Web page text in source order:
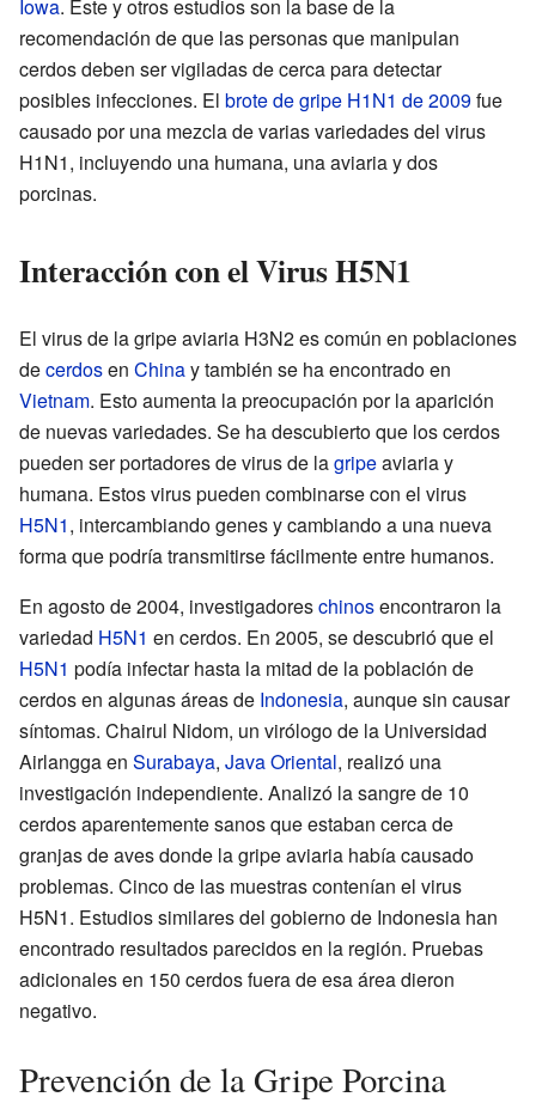
Iowa. Este y otros estudios son la base de la
recomendación de que las personas que manipulan
cerdos deben ser vigiladas de cerca para detectar
posibles infecciones. El brote de gripe H1N1 de 2009fue
causado por una mezcla de varias variedades del virus
H1N1, incluyendo una humana, una aviaria y dos
porcinas.
Interacción con el Virus H5N1
El virus de la gripe aviaria H3N2 es común en poblaciones
decerdosen Chinay también se ha encontrado en
Vietnam. Esto aumenta la preocupación por la aparición
de nuevas variedades. Se ha descubierto que los cerdos
pueden ser portadores de virus de lagripeaviaria y
humana. Estos virus pueden combinarse con el virus
H5N1, intercambiando genes y cambiando a una nueva
forma que podría transmitirse fácilmente entre humanos.
En agosto de 2004, investigadoreschinosencontraron la
variedad H5N1 en cerdos. En 2005, se descubrió que el
H5N1 podía infectar hasta la mitad de la población de
cerdos en algunas áreas de Indonesia, aunque sin causar
síntomas. Chairul Nidom, un virólogo de la Universidad
Airlangga en Surabaya, Java Oriental, realizó una
investigación independiente. Analizó la sangre de 10
cerdos aparentemente sanos que estaban cerca de
granjas de aves donde la gripe aviaria había causado
problemas. Cinco de las muestras contenían el virus
H5N1. Estudios similares del gobierno de Indonesia han
encontrado resultados parecidos en la región. Pruebas
adicionales en 150 cerdos fuera de esa área dieron
negativo.
Prevención de la Gripe Porcina